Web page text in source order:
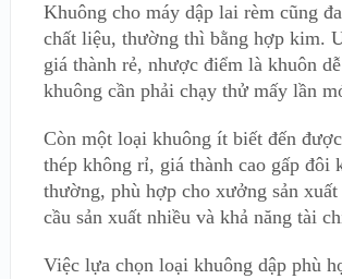
Khuông cho máy dập lai rèm cũng
chất liệu, thường thì bằng hợp kim.
giá thành rẻ, nhược điểm là khuôn
khuông cần phải chạy thử mấy lần
Còn một loại khuông ít biết đến
thép không rỉ, giá thành cao gấp đôi
thường, phù hợp cho xưởng sản
cầu sản xuất nhiều và khả năng tài
Việc lựa chọn loại khuông dập phù